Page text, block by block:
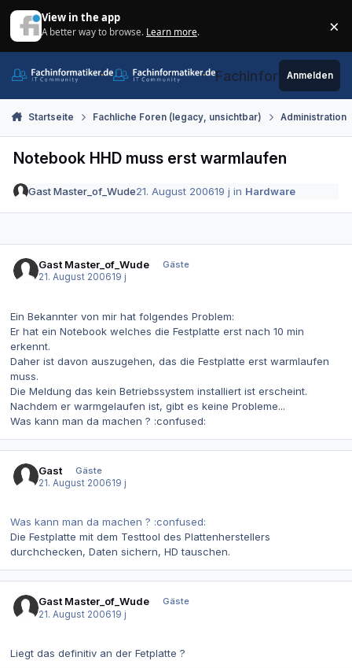
View in the app
A better way to browse. Learn more. ×
Fachinformatiker.de
Anmelden
Startseite Fachliche Foren (legacy, unsichtbar) Administration
Notebook HHD muss erst warmlaufen
Gast Master_of_Wude21. August 200619 j in Hardware
Gast Master_of_Wude
Gäste
21. August 200619 j
Ein Bekannter von mir hat folgendes Problem:
Er hat ein Notebook welches die Festplatte erst nach 10 min
erkennt.
Daher ist davon auszugehen, das die Festplatte erst warmlaufen
muss.
Die Meldung das kein Betriebssystem installiert ist erscheint.
Nachdem er warmgelaufen ist, gibt es keine Probleme...
Was kann man da machen ? :confused:
Gast
Gäste
21. August 200619 j
Was kann man da machen ? :confused:
Die Festplatte mit dem Testtool des Plattenherstellers
durchchecken, Daten sichern, HD tauschen.
Gast Master_of_Wude
Gäste
21. August 200619 j
Liegt das definitiv an der Fetplatte ?